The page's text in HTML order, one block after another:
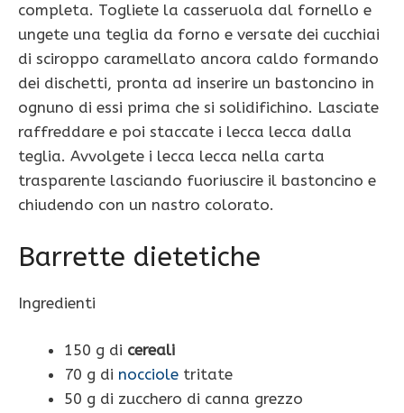
completa. Togliete la casseruola dal fornello e
ungete una teglia da forno e versate dei cucchiai
di sciroppo caramellato ancora caldo formando
dei dischetti, pronta ad inserire un bastoncino in
ognuno di essi prima che si solidifichino. Lasciate
raffreddare e poi staccate i lecca lecca dalla
teglia. Avvolgete i lecca lecca nella carta
trasparente lasciando fuoriuscire il bastoncino e
chiudendo con un nastro colorato.
Barrette dietetiche
Ingredienti
150 g di cereali
70 g di nocciole tritate
50 g di zucchero di canna grezzo